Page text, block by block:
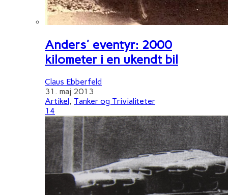
Anders' eventyr: 2000
kilometer i en ukendt bil
Claus Ebberfeld
31. maj 2013
Artikel , Tanker og Trivialiteter
14